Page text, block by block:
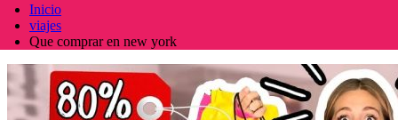
Inicio
viajes
Que comprar en new york